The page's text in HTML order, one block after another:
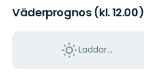
Väderprognos (kl. 12.00)
Laddar...